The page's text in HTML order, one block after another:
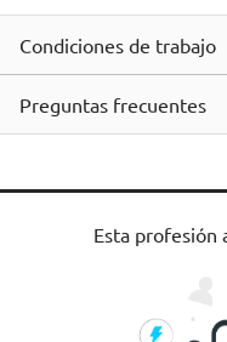
Condiciones de trabajo
Preguntas frecuentes
Esta profesión